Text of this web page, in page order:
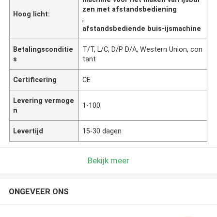
Hoog licht:
zen met afstandsbediening
,
afstandsbediende buis-ijsmachine
Betalingsconditie
s
T/T, L/C, D/P D/A, Western Union, con
tant
Certificering CE
Levering vermoge
n
1-100
Levertijd 15-30 dagen
Bekijk meer
ONGEVEER ONS